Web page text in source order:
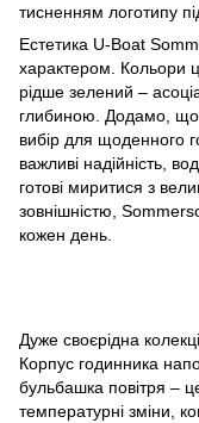
тисненням логотипу
Естетика U-Boat
характером. Кольори
рідше зелений –
глибиною. Додамо, що
вибір для щоденного
важливі надійність,
готові миритися з
зовнішністю,
кожен день.
Дуже своєрідна
Корпус годинника
бульбашка повітря –
температурні зміни,